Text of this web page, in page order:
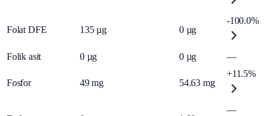
Folat DFE 135 µg 0 µg
-100.0%
Folik asit 0 µg 0 µg —
Fosfor 49 mg 54.63 mg
+11.5%
—